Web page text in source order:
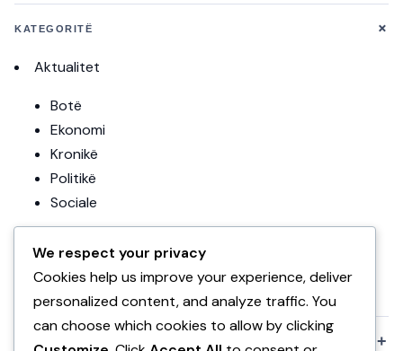
KATEGORITË +
Aktualitet
Botë
Ekonomi
Kronikë
Politikë
Sociale
Teknologji
Uncategorized
+
We respect your privacy
Cookies help us improve your experience, deliver
personalized content, and analyze traffic. You
can choose which cookies to allow by clicking